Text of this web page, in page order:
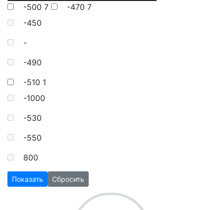
-500 7 -470 7
-450
-
-490
-510 1
-1000
-530
-550
800
Показать Сбросить